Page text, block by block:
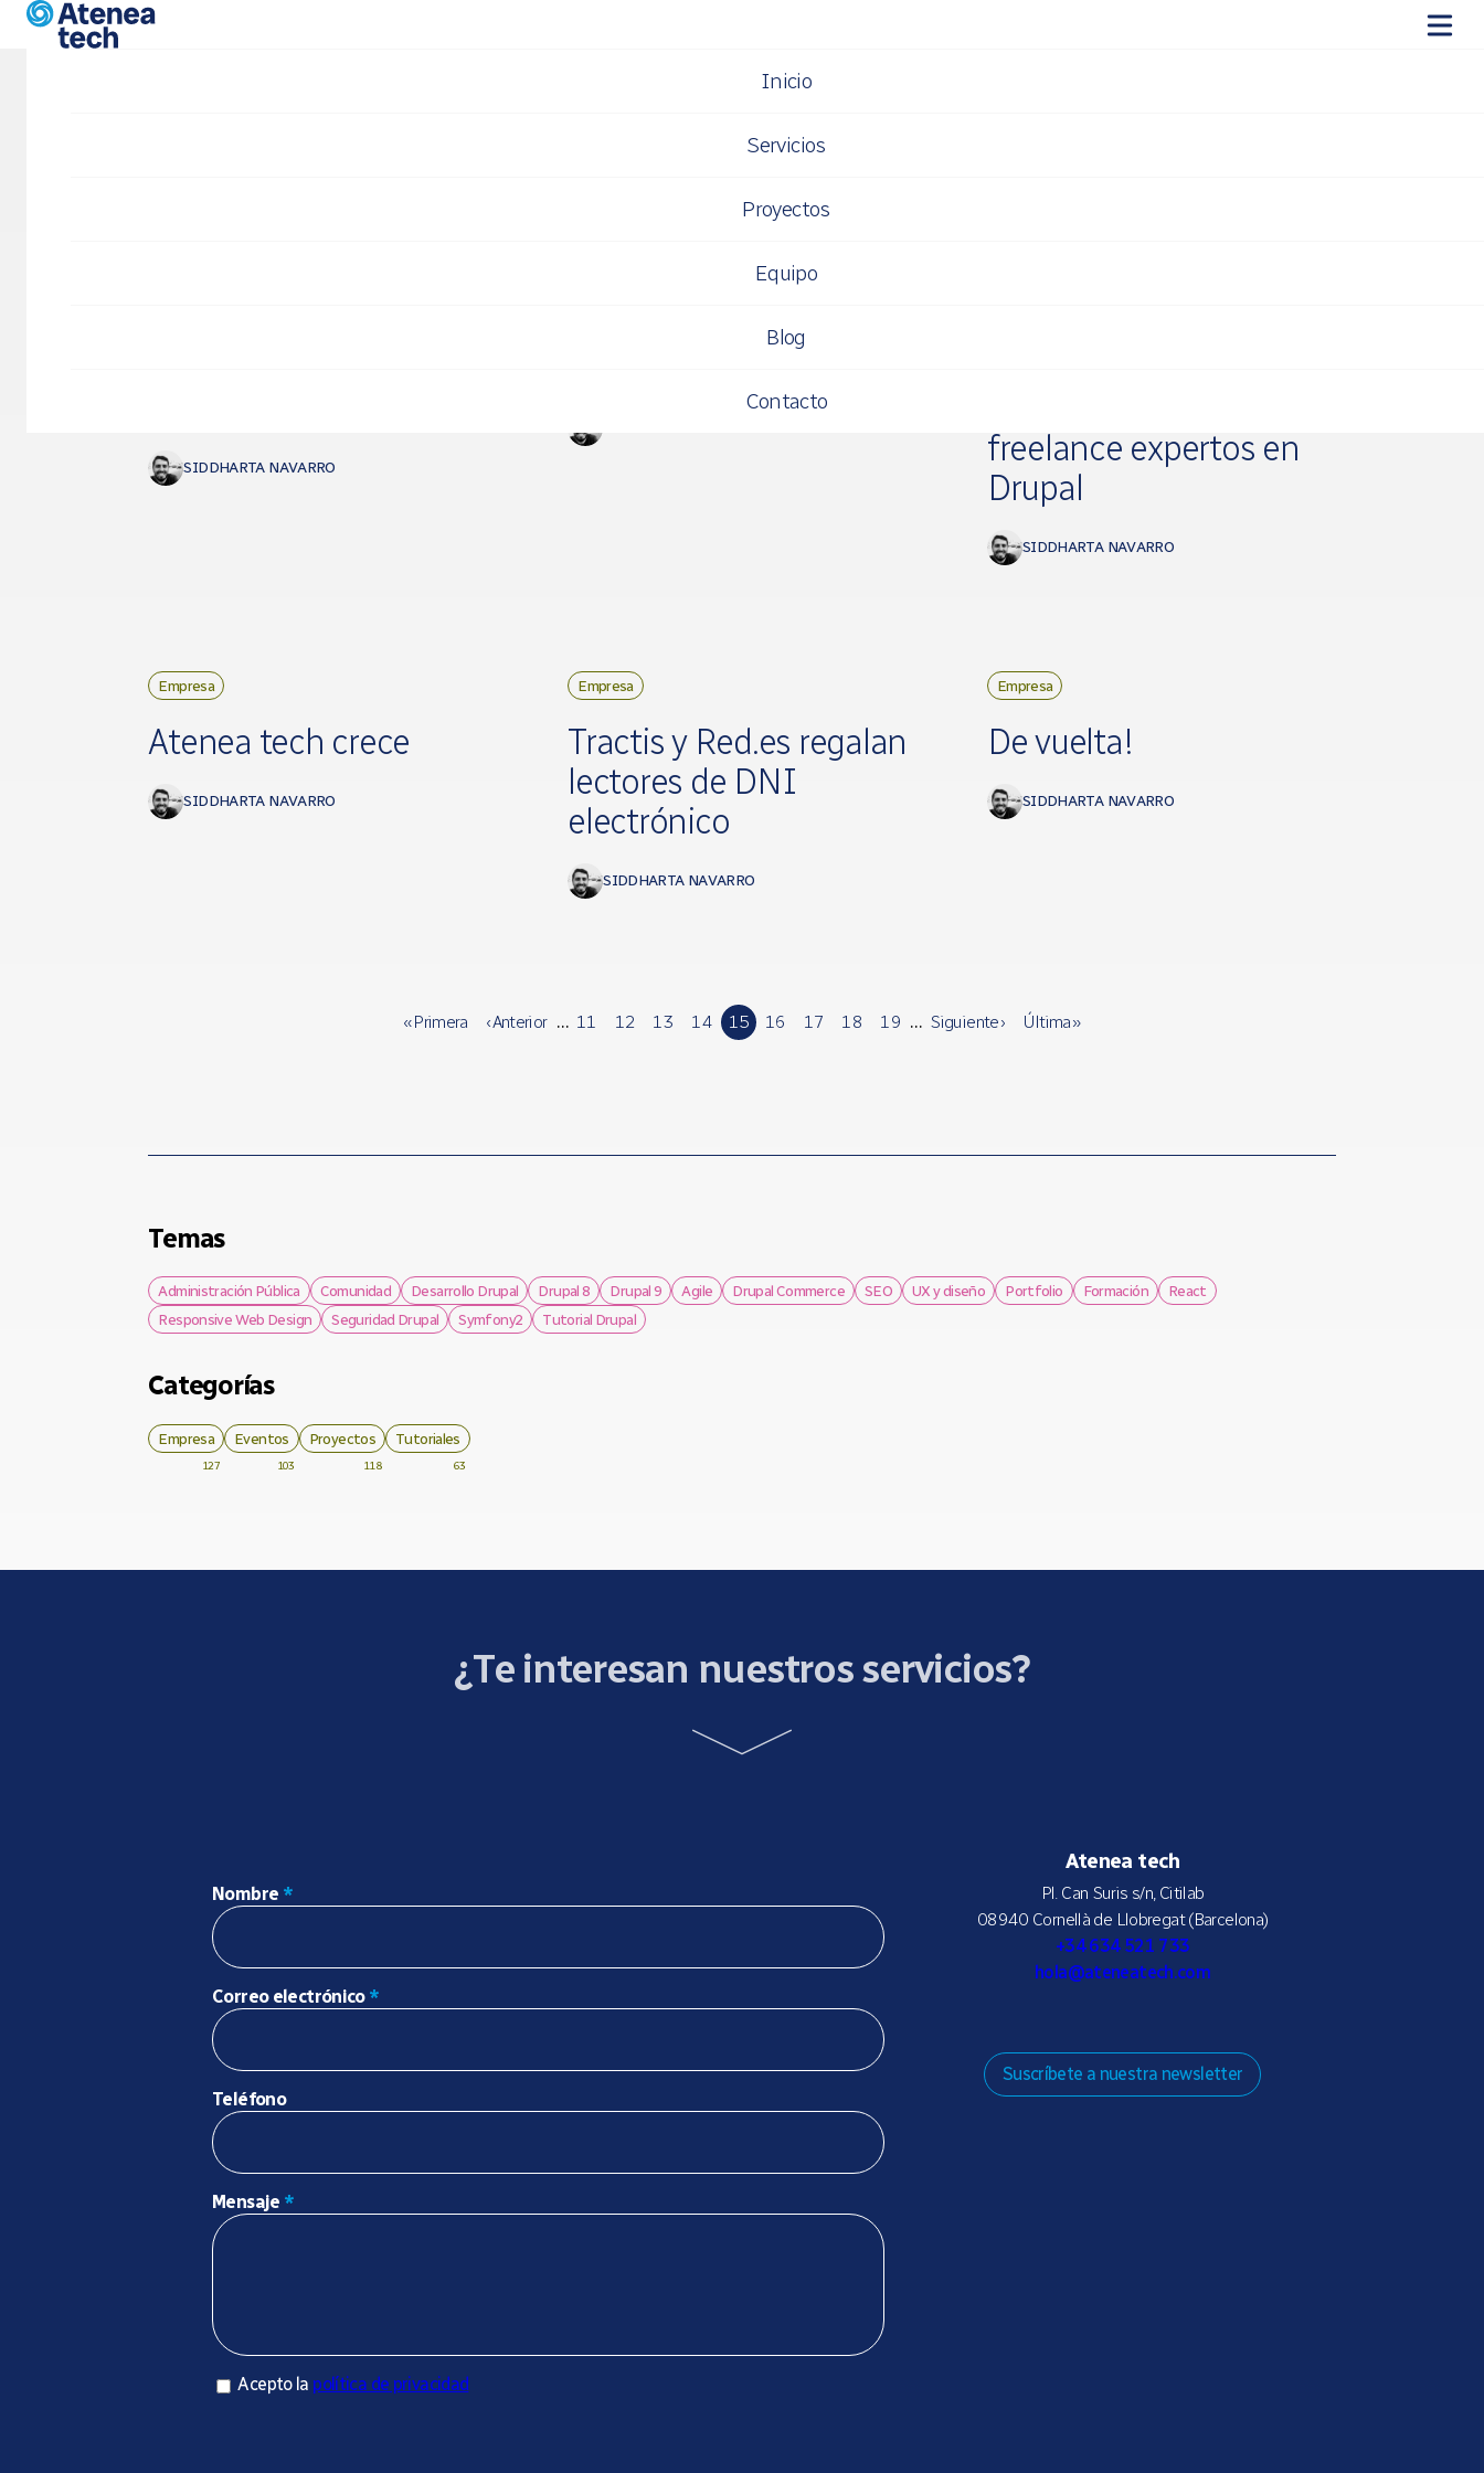
Pasar al contenido principal
Inicio
Servicios
Proyectos
Equipo
Blog
Contacto
Artículos en Empresa
SIDDHARTA NAVARRO
freelance expertos en
Drupal
SIDDHARTA NAVARRO
Empresa
Atenea tech crece
SIDDHARTA NAVARRO
Empresa
Tractis y Red.es regalan
lectores de DNI
electrónico
SIDDHARTA NAVARRO
Empresa
De vuelta!
SIDDHARTA NAVARRO
« Primera ‹ Anterior … 11 12 13 14 15 16 17 18 19 … Siguiente › Última »
Temas
Administración Pública Comunidad Desarrollo Drupal Drupal 8 Drupal 9 Agile Drupal Commerce SEO UX y diseño Portfolio Formación
React
Responsive Web Design
Seguridad Drupal Symfony2 Tutorial Drupal
Categorías
Empresa
127
Eventos
103
Proyectos
118
Tutoriales
63
¿Te interesan nuestros servicios?
Atenea tech
Pl. Can Suris s/n, Citilab
08940 Cornellà de Llobregat (Barcelona)
+34 634 521 733
hola@ateneatech.com
Suscríbete a nuestra newsletter
Nombre *
Correo electrónico *
Teléfono
Mensaje *
Acepto la política de privacidad
Acepto la política de privacidad